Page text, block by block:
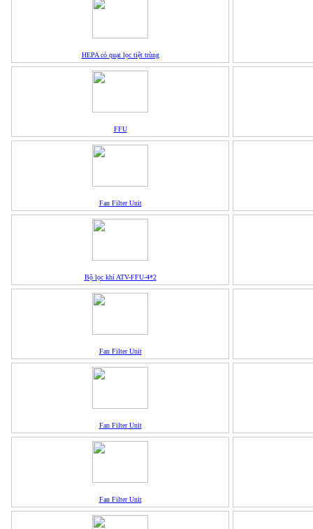
HEPA có quạt lọc tiệt trùng
FFU
Fan Filter Unit
Bộ lọc khí ATV-FFU-4*2
Fan Filter Unit
Fan Filter Unit
Fan Filter Unit